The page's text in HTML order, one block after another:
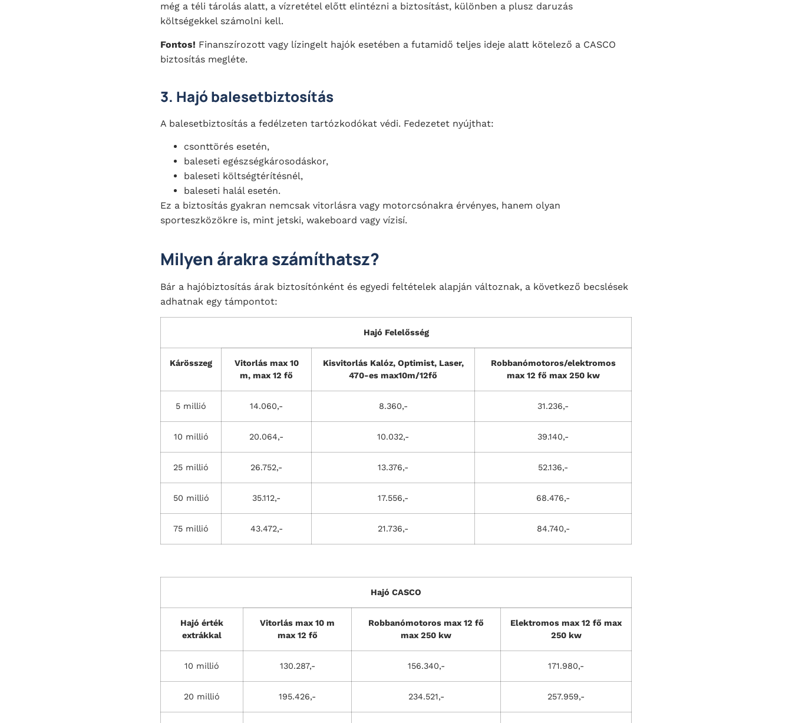
még a téli tárolás alatt, a vízretétel előtt elintézni a biztosítást, különben a plusz daruzás
költségekkel számolni kell.
Fontos! Finanszírozott vagy lízingelt hajók esetében a futamidő teljes ideje alatt kötelező a CASCO
biztosítás megléte.
3. Hajó balesetbiztosítás
A balesetbiztosítás a fedélzeten tartózkodókat védi. Fedezetet nyújthat:
csonttörés esetén,
baleseti egészségkárosodáskor,
baleseti költségtérítésnél,
baleseti halál esetén.
Ez a biztosítás gyakran nemcsak vitorlásra vagy motorcsónakra érvényes, hanem olyan
sporteszközökre is, mint jetski, wakeboard vagy vízisí.
Milyen árakra számíthatsz?
Bár a hajóbiztosítás árak biztosítónként és egyedi feltételek alapján változnak, a következő becslések
adhatnak egy támpontot:
Hajó Felelősség
Kárösszeg
Vitorlás max 10
m, max 12 fő
Kisvitorlás Kalóz, Optimist, Laser,
470-es max10m/12fő
Robbanómotoros/elektromos
max 12 fő max 250 kw
5 millió 14.060,- 8.360,- 31.236,-
10 millió 20.064,- 10.032,- 39.140,-
25 millió 26.752,- 13.376,- 52.136,-
50 millió 35.112,- 17.556,- 68.476,-
75 millió 43.472,- 21.736,- 84.740,-
Hajó CASCO
Hajó érték
extrákkal
Vitorlás max 10 m
max 12 fő
Robbanómotoros max 12 fő
max 250 kw
Elektromos max 12 fő max
250 kw
10 millió 130.287,- 156.340,- 171.980,-
20 millió 195.426,- 234.521,- 257.959,-